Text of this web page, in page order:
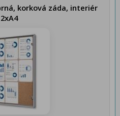
korková záda, interiér